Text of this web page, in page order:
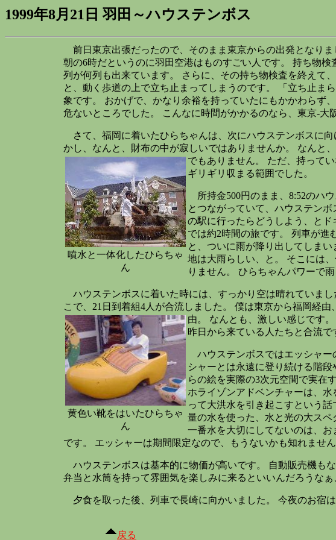
1999年8月21日 羽田～ハウステンボス
前日東京出張だったので、そのまま東京からの出発となりま
朝の6時だというのに羽田空港はものすごい人です。 持ち物
列が何列も出来ています。 さらに、その持ち物検査を終えて
と、動く歩道の上で立ち止まってしまうのです。
「立ち止ま
象です。 おかげで、かなり余裕を持っていたにもかかわらず
危ないところでした。 こんなに時間がかかるのなら、東京-大
さて、福岡に着いたひらちゃんは、次にハウステンボスに
かし、なんと、財布の中が寂しいではありませんか。 なんと
でもありません。
噴水と一体化したひらちゃ
ん
ただ、持って
ギリギリ収まる範囲でした。
所持金500円のまま、8:52のハ
とつながっていて、ハウステン
の駅に行ったらどうしよう、と
では約2時間の旅です。 列車が進
と、ついに雨が降り出してしま
地は大雨らしい、と。 そこには
りません。 ひらちゃんパワーで
ハウステンボスに着いた時には、すっかり空は晴れていま
こで、21日到着組4人が合流しました。 僕は東京から福岡経
由。 なんとも、激しい感じです。
黄色い靴をはいたひらちゃ
ん
昨日から来ている人たちと合流で
ハウステンボスではエッシャー
シャーとは永遠に登り続ける階
らの絵を実際の3次元空間で実在
ホライゾンアドベンチャーは、
って大洪水を引き起こすという
量の水を使った、水と光の大スペ
一番水を大切にしてないのは、
です。 エッシャーは期間限定なので、もうないかも知れません
ハウステンボスは基本的に物価が高いです。 自動販売機も
弁当と水筒を持って雰囲気を楽しみに来るといいんだろうなぁ
夕食を取った後、列車で長崎に向かいました。 今夜のお宿は
戻る